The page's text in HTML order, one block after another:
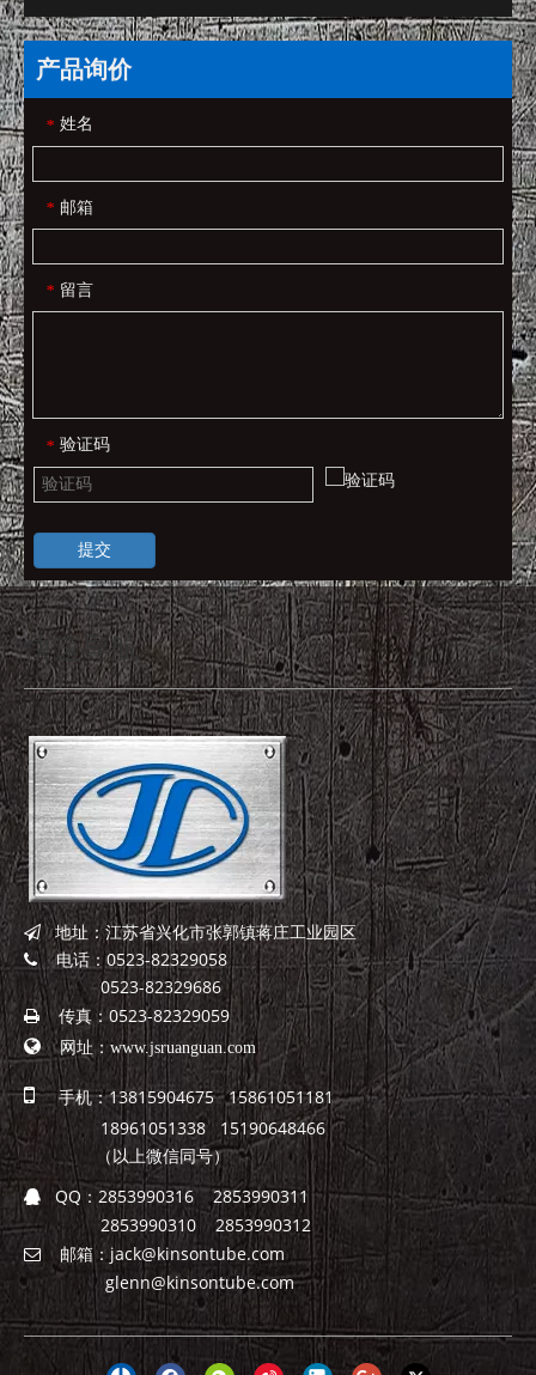
产品询价
* 姓名
* 邮箱
* 留言
* 验证码
提交
快速导航
地址：江苏省兴化市张郭镇蒋庄工业园区
电话：0523-82329058
0523-82329686
 传真：0523-82329059
 网址：www.jsruanguan.com

手机：13815904675 15861051181
18961051338 15190648466
（以上微信同号）
 QQ：2853990316 2853990311
2853990310 2853990312
 邮箱： jack@kinsontube.com
glenn@kinsontube.com